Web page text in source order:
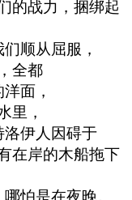
的战力，捆绑起
顺从屈服，
全都
面，
里，
洛伊人因碍于
在岸的木船拖下
怕是在夜晚。